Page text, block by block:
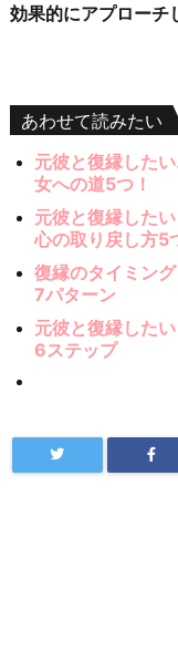
効果的にアプローチ
あわせて読みたい
元彼と復縁した
女への道5つ！
元彼と復縁した
心の取り戻し方5
復縁のタイミン
7パターン
元彼と復縁した
6ステップ